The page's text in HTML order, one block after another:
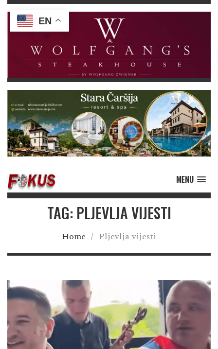
MENU
TAG: PLJEVLJA VIJESTI
Home / Pljevlja vijesti
EN